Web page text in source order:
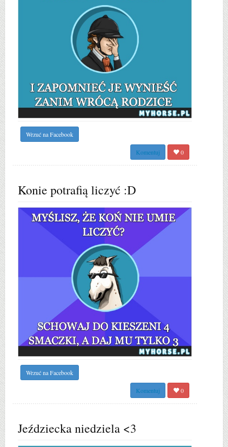
Wrzuć na Facebook
Komentuj 0
Konie potrafią liczyć :D
Wrzuć na Facebook
Komentuj 0
Jeździecka niedziela <3